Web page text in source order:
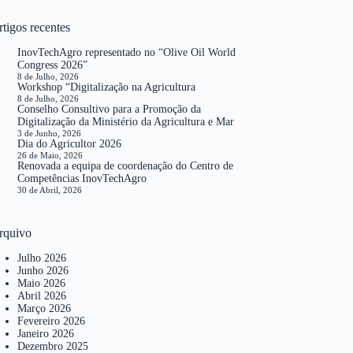
recentes
InovTechAgro representado no “Olive Oil World
Congress 2026”
8 de Julho, 2026
Workshop “Digitalização na Agricultura
8 de Julho, 2026
Conselho Consultivo para a Promoção da
Digitalização da Ministério da Agricultura e Mar
3 de Junho, 2026
Dia do Agricultor 2026
26 de Maio, 2026
Renovada a equipa de coordenação do Centro de
Competências InovTechAgro
30 de Abril, 2026
Julho 2026
Junho 2026
Maio 2026
Abril 2026
Março 2026
Fevereiro 2026
Janeiro 2026
Dezembro 2025